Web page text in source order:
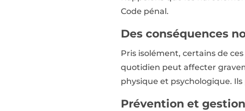
Code pénal.
Des conséquences
Pris isolément, certains de
quotidien peut affecter
physique et psychologique.
Prévention et